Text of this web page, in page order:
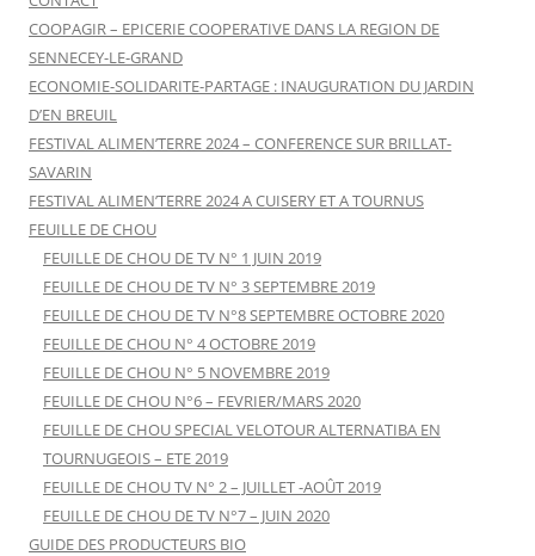
COOPAGIR – EPICERIE COOPERATIVE DANS LA REGION DE
SENNECEY-LE-GRAND
ECONOMIE-SOLIDARITE-PARTAGE : INAUGURATION DU JARDIN
D’EN BREUIL
FESTIVAL ALIMEN’TERRE 2024 – CONFERENCE SUR BRILLAT-
SAVARIN
FESTIVAL ALIMEN’TERRE 2024 A CUISERY ET A TOURNUS
FEUILLE DE CHOU
FEUILLE DE CHOU DE TV N° 1 JUIN 2019
FEUILLE DE CHOU DE TV N° 3 SEPTEMBRE 2019
FEUILLE DE CHOU DE TV N°8 SEPTEMBRE OCTOBRE 2020
FEUILLE DE CHOU N° 4 OCTOBRE 2019
FEUILLE DE CHOU N° 5 NOVEMBRE 2019
FEUILLE DE CHOU N°6 – FEVRIER/MARS 2020
FEUILLE DE CHOU SPECIAL VELOTOUR ALTERNATIBA EN
TOURNUGEOIS – ETE 2019
FEUILLE DE CHOU TV N° 2 – JUILLET -AOÛT 2019
FEUILLE DE CHOU DE TV N°7 – JUIN 2020
GUIDE DES PRODUCTEURS BIO